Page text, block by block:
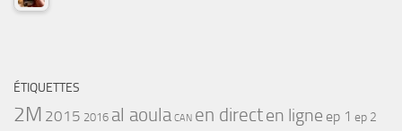
ÉTIQUETTES
2M 2015 2016 al aoula CAN en directen ligne ep 1 ep 2